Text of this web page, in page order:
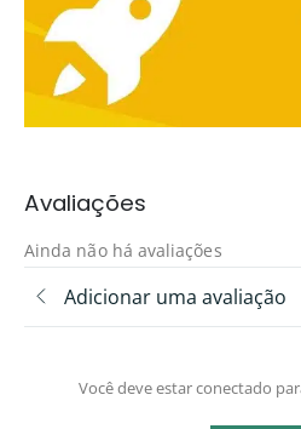
Avaliações
Ainda não há avaliações
Adicionar uma avaliação
Você deve estar conectado